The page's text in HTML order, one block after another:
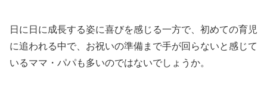
日に日に成長する姿に喜びを感じる一方で、初めての育児
に追われる中で、お祝いの準備まで手が回らないと感じて
いるママ・パパも多いのではないでしょうか。